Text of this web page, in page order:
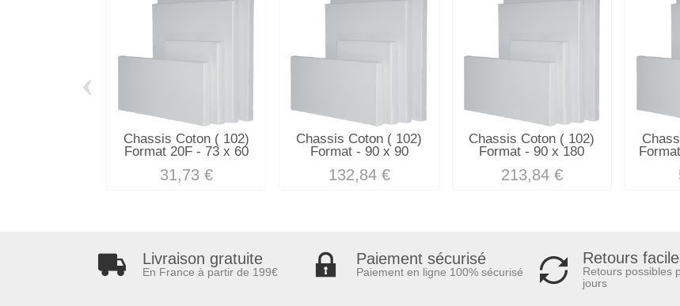
Chassis Coton ( 102)
Format 20F - 73 x 60
31,73 €
Chassis Coton ( 102)
Format - 90 x 90
132,84 €
Chassis Coton ( 102)
Format - 90 x 180
213,84 €
‹
Livraison gratuite
En France à partir de 199€
Paiement sécurisé
Paiement en ligne 100% sécurisé
Retours
Retours possibles
jours